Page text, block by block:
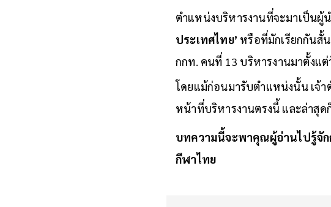
ตำแหน่งบริหารงานที่จะมาเป็นผู้
ประเทศไทย’ หรือที่มักเรียกกันสั้
กกท. คนที่ 13 บริหารงานมาตั้งแ
โดยแม้ก่อนมารับตำแหน่งนั้น เจ้า
หน้าที่บริหารงานตรงนี้ และล่าสุด
บทความนี้จะพาคุณผู้อ่านไปรู้จัก
กีฬาไทย